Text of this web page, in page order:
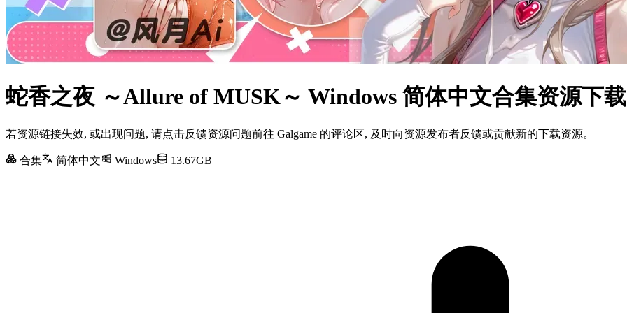
蛇香之夜 ～Allure of MUSK～ Windows 简体中文合集资源下载
若资源链接失效, 或出现问题, 请点击反馈资源问题前往 Galgame 的评论区, 及时向资源发布者反馈或贡献新的下载资源。
合集 简体中文 Windows 13.67GB